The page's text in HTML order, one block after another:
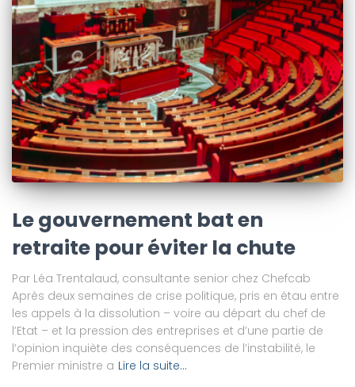
Le gouvernement bat en
retraite pour éviter la chute
Par Léa Trentalaud, consultante senior chez Chefcab
Après deux semaines de crise politique, pris en étau entre
les appels à la dissolution – voire au départ du chef de
l’Etat – et la pression des entreprises et d’une partie de
l’opinion inquiète des conséquences de l’instabilité, le
Premier ministre a Lire la suite…